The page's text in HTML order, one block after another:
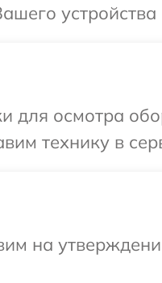
устройства
осмотра
технику в
на